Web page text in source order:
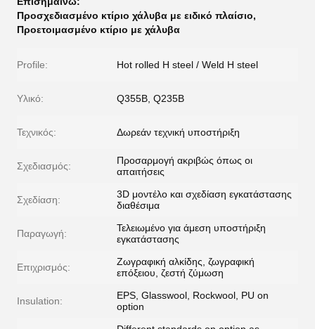
Προσχεδιασμένο κτίριο χάλυβα με ειδικό πλαίσιο,
Προετοιμασμένο κτίριο με χάλυβα
Profile: Hot rolled H steel / Weld H steel
Υλικό: Q355B, Q235B
Τεχνικός: Δωρεάν τεχνική υποστήριξη
Σχεδιασμός:
Προσαρμογή ακριβώς όπως οι
απαιτήσεις
Σχεδίαση:
3D μοντέλο και σχεδίαση εγκατάστασης
διαθέσιμα
Παραγωγή:
Τελειωμένο για άμεση υποστήριξη
εγκατάστασης
Επιχρισμός:
Ζωγραφική αλκίδης, ζωγραφική
επόξειου, ζεστή ζύμωση
Insulation:
EPS, Glasswool, Rockwool, PU on
option